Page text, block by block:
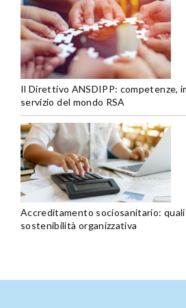
Il Direttivo ANSDIPP: competenze,
servizio del mondo RSA
Accreditamento sociosanitario:
sostenibilità organizzativa